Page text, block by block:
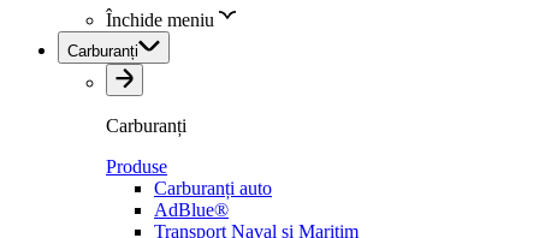
Închide meniu
Carburanți
Carburanți
Produse
Carburanți auto
AdBlue®
Transport Naval și Maritim